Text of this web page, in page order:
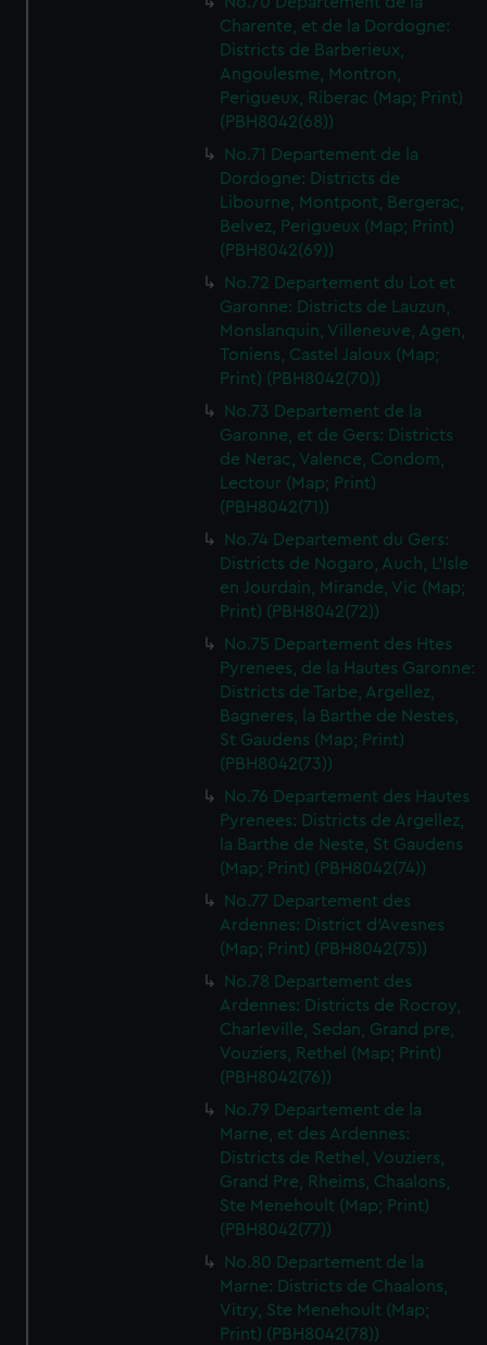
Charente, et de la Dordogne:
Districts de Barberieux,
Angoulesme, Montron,
Perigueux, Riberac (Map; Print)
(PBH8042(68))
No.71 Departement de la
Dordogne: Districts de
Libourne, Montpont, Bergerac,
Belvez, Perigueux (Map; Print)
(PBH8042(69))
No.72 Departement du Lot et
Garonne: Districts de Lauzun,
Monslanquin, Villeneuve, Agen,
Toniens, Castel Jaloux (Map;
Print) (PBH8042(70))
No.73 Departement de la
Garonne, et de Gers: Districts
de Nerac, Valence, Condom,
Lectour (Map; Print)
(PBH8042(71))
No.74 Departement du Gers:
Districts de Nogaro, Auch, L'Isle
en Jourdain, Mirande, Vic (Map;
Print) (PBH8042(72))
No.75 Departement des Htes
Pyrenees, de la Hautes Garonne:
Districts de Tarbe, Argellez,
Bagneres, la Barthe de Nestes,
St Gaudens (Map; Print)
(PBH8042(73))
No.76 Departement des Hautes
Pyrenees: Districts de Argellez,
la Barthe de Neste, St Gaudens
(Map; Print) (PBH8042(74))
No.77 Departement des
Ardennes: District d'Avesnes
(Map; Print) (PBH8042(75))
No.78 Departement des
Ardennes: Districts de Rocroy,
Charleville, Sedan, Grand pre,
Vouziers, Rethel (Map; Print)
(PBH8042(76))
No.79 Departement de la
Marne, et des Ardennes:
Districts de Rethel, Vouziers,
Grand Pre, Rheims, Chaalons,
Ste Menehoult (Map; Print)
(PBH8042(77))
No.80 Departement de la
Marne: Districts de Chaalons,
Vitry, Ste Menehoult (Map;
Print) (PBH8042(78))